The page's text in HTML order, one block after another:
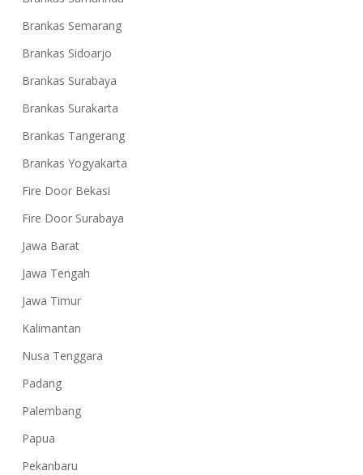
Brankas Semarang
Brankas Sidoarjo
Brankas Surabaya
Brankas Surakarta
Brankas Tangerang
Brankas Yogyakarta
Fire Door Bekasi
Fire Door Surabaya
Jawa Barat
Jawa Tengah
Jawa Timur
Kalimantan
Nusa Tenggara
Padang
Palembang
Papua
Pekanbaru